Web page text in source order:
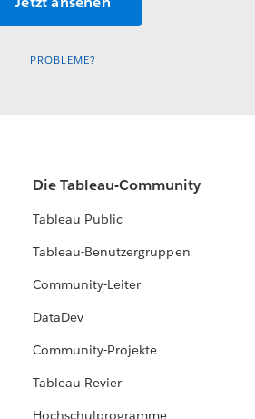
PROBLEME?
Die Tableau-Community
Tableau Public
Tableau-Benutzergruppen
Community-Leiter
DataDev
Community-Projekte
Tableau Revier